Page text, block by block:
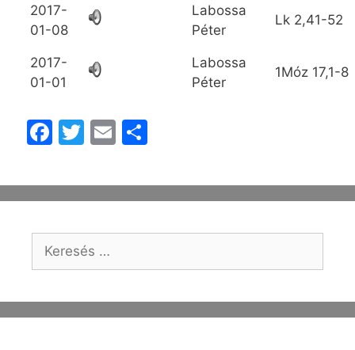
2017-
01-08
Labossa
Péter
Lk 2,41-52
2017-
01-01
Labossa
Péter
1Móz 17,1-8
F
c
e
b
o
k
T
itt
er
E
ai
l
s
z
a
g